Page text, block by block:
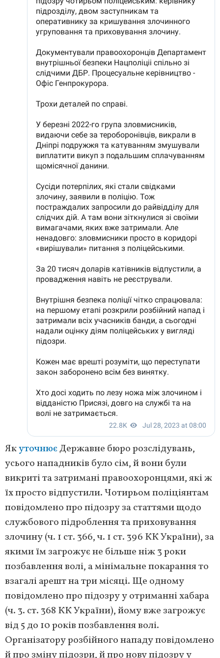
ЯкуточнюєДержавне бюро розслідувань,
усього нападників було сім, й вони були
викриті та затримані правоохоронцями, які ж
їх просто відпустили. Чотирьом поліціянтам
повідомлено про підозру за статтями щодо
службового підроблення та приховування
злочину (ч. 1 ст. 366, ч. 1 ст. 396 КК України), за
якими їм загрожує не більше ніж 3 роки
позбавлення волі, а мінімальне покарання то
взагалі арешт на три місяці. Ще одному
повідомлено про підозру у отриманні хабара
(ч. 3. ст. 368 КК України), йому вже загрожує
від 5 до 10 років позбавлення волі.
Організатору розбійного нападу повідомлено
й про зміну підозри, й про нову підозру у